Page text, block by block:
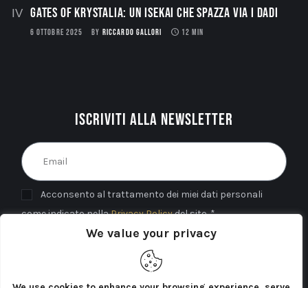
We value your privacy
Gates of Krystalia: Un Isekai che spazza via i dadi
6 OTTOBRE 2025 BY RICCARDO GALLORI 12 MIN
Iscriviti alla newsletter
Acconsento al trattamento dei miei dati personali
come indicato nellaPrivacy Policydel sito. *
INVIA